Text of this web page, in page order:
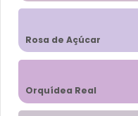
Rosa de Açúcar
Orquídea Real